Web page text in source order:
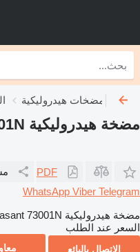
مضخات هيدروليكية
مضخة هيدروليكية Aebi Rasant 73001N
PDF
WhatsApp Viber Telegram
مضخة هيدروليكية Aebi Rasant 73001N
السعر عند الطلب
الاتصال بالبائع